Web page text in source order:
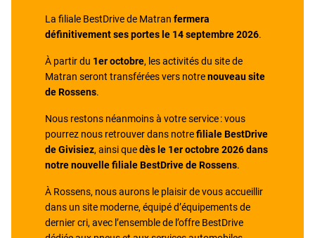
La filiale BestDrive de Matran fermera
définitivement ses portes le 14 septembre 2026.
À partir du 1er octobre, les activités du site de
Matran seront transférées vers notrenouveau site
de Rossens.
Nous restons néanmoins à votre service : vous
pourrez nous retrouver dans notrefiliale BestDrive
de Givisiez, ainsi quedès le 1er octobre 2026 dans
notre nouvelle filiale BestDrive de Rossens.
À Rossens, nous aurons le plaisir de vous accueillir
dans un site moderne, équipé d’équipements de
dernier cri, avec l’ensemble de l’offre BestDrive